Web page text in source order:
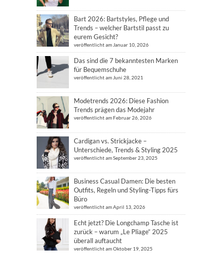
Bart 2026: Bartstyles, Pflege und
Trends – welcher Bartstil passt zu
eurem Gesicht?
veröffentlicht am Januar 10, 2026
Das sind die 7 bekanntesten Marken
für Bequemschuhe
veröffentlicht am Juni 28, 2021
Modetrends 2026: Diese Fashion
Trends prägen das Modejahr
veröffentlicht am Februar 26, 2026
Cardigan vs. Strickjacke –
Unterschiede, Trends & Styling 2025
veröffentlicht am September 23, 2025
Business Casual Damen: Die besten
Outfits, Regeln und Styling-Tipps fürs
Büro
veröffentlicht am April 13, 2026
Echt jetzt? Die Longchamp Tasche ist
zurück – warum „Le Pliage“ 2025
überall auftaucht
veröffentlicht am Oktober 19, 2025